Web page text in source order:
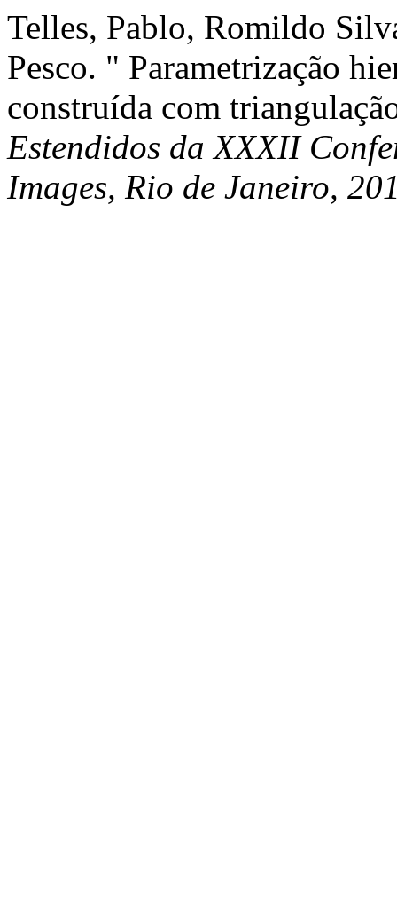
Telles, Pablo, Romildo
Pesco. " Parametrização
construída com
Estendidos da XXXII
Images, Rio de Janeiro,